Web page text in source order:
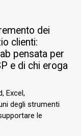
dei
clienti:
pensata per
e di chi eroga
Excel,
degli strumenti
le